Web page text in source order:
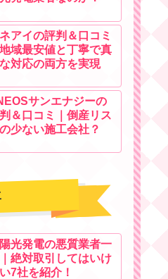
アイの評判＆口コミ
地域最安値と丁寧で真
対応の両方を実現
サンエナジーの
＆口コミ｜倒産リス
少ない施工会社？
光発電の悪質業者一
絶対取引してはいけ
7社を紹介！